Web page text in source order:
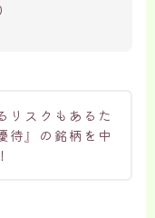
リスクもあるた
待』の銘柄を中